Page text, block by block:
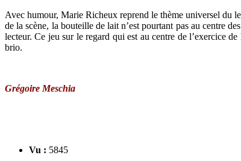
Avec humour, Marie Richeux reprend le thème universel du
de la scène, la bouteille de lait n’est pourtant pas au centre
lecteur. Ce jeu sur le regard qui est au centre de l’exercice
brio.
Grégoire Meschia
Vu : 5845